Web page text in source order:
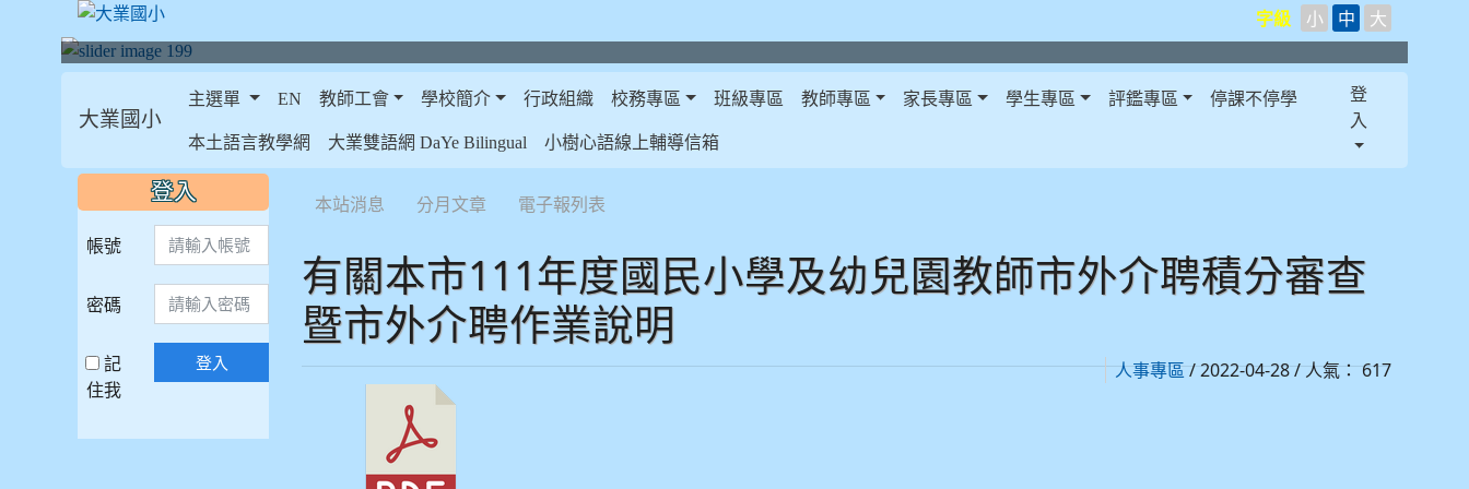
字級 小 中 大
大業國小
主選單 EN 教師工會 學校簡介 行政組織 校務專區 班級專區 教師專區 家長專區 學生專區 評鑑專區 停課不停學
本土語言教學網 大業雙語網 DaYe Bilingual 小樹心語線上輔導信箱
登
入
本站消息 分月文章 電子報列表
有關本市111年度國民小學及幼兒園教師市外介聘積分審查
暨市外介聘作業說明
人事專區/ 2022-04-28 / 人氣： 617
::: 登入
帳號
密碼
記
住我
登入